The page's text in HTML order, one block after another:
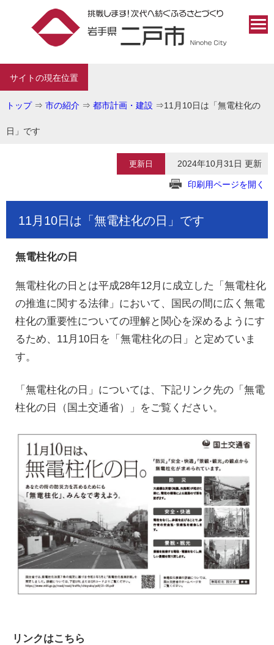
サイトの現在位置
トップ⇒ 市の紹介 ⇒ 都市計画・建設 ⇒11月10日は「無電柱化の
日」です
更新日 2024年10月31日 更新
印刷用ページを開く
11月10日は「無電柱化の日」です
無電柱化の日
無電柱化の日とは平成28年12月に成立した「無電柱化
の推進に関する法律」において、国民の間に広く無電
柱化の重要性についての理解と関心を深めるようにす
るため、11月10日を「無電柱化の日」と定めていま
す。
「無電柱化の日」については、下記リンク先の「無電
柱化の日（国土交通省）」をご覧ください。
リンクはこちら